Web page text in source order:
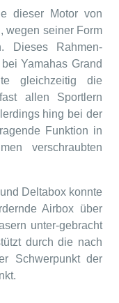
dieser Motor von
wegen seiner Form
Dieses Rahmen-
Yamahas Grand
gleichzeitig die
allen Sportlern
hing bei der
Funktion in
verschraubten
Deltabox konnte
Airbox über
unter-gebracht
durch die nach
Schwerpunkt der